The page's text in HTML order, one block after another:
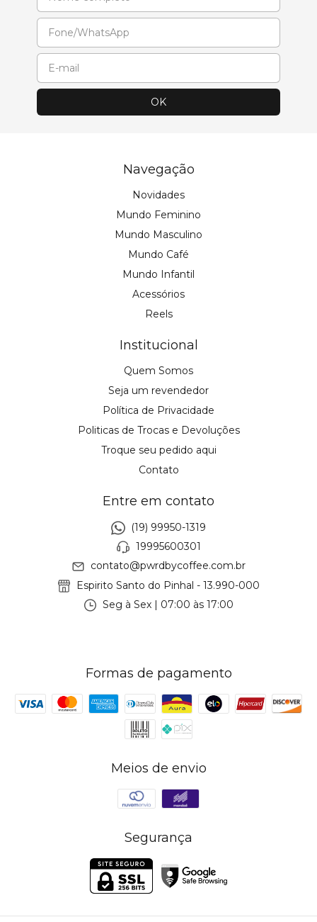
Navegação
Novidades
Mundo Feminino
Mundo Masculino
Mundo Café
Mundo Infantil
Acessórios
Reels
Institucional
Quem Somos
Seja um revendedor
Política de Privacidade
Politicas de Trocas e Devoluções
Troque seu pedido aqui
Contato
Entre em contato
(19) 99950-1319
19995600301
contato@pwrdbycoffee.com.br
Espirito Santo do Pinhal - 13.990-000
Seg à Sex | 07:00 às 17:00
Formas de pagamento
Meios de envio
Segurança